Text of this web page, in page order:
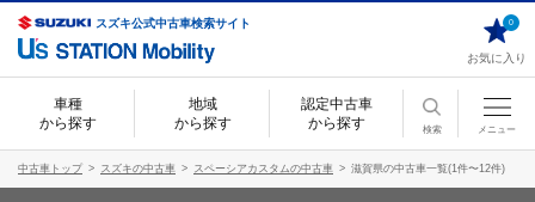
スズキ公式中古車検索サイト
お気に入り
0
車種
から探す
地域
から探す
認定中古車
から探す
検索 メニュー
中古車トップ スズキの中古車 スペーシアカスタムの中古車 滋賀県の中古車一覧(1件〜12件)